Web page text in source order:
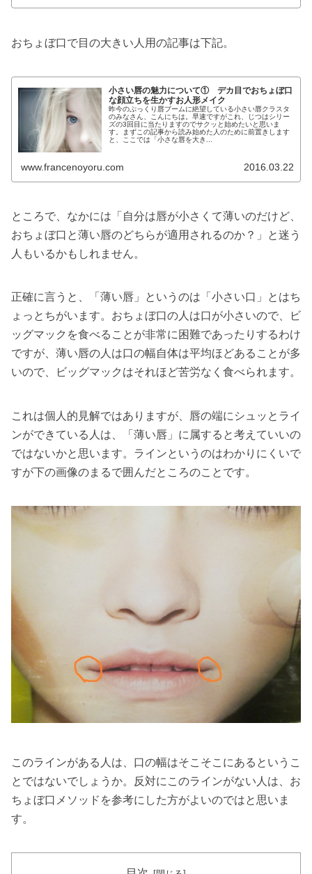
おちょぼ口で目の大きい人用の記事は下記。
小さい唇の魅力について① デカ目でおちょぼ口
な顔立ちを生かすお人形メイク
昨今のぷっくり唇ブームに絶望している小さい唇クラスタ
のみなさん、こんにちは。早速ですがこれ、じつはシリー
ズの3回目に当たりますのでサクッと始めたいと思いま
す。まずこの記事から読み始めた人のために前置きします
と、ここでは「小さな唇を大き...
www.francenoyoru.com 2016.03.22
ところで、なかには「自分は唇が小さくて薄いのだけど、
おちょぼ口と薄い唇のどちらが適用されるのか？」と迷う
人もいるかもしれません。
正確に言うと、「薄い唇」というのは「小さい口」とはち
ょっとちがいます。おちょぼ口の人は口が小さいので、ビ
ッグマックを食べることが非常に困難であったりするわけ
ですが、薄い唇の人は口の幅自体は平均ほどあることが多
いので、ビッグマックはそれほど苦労なく食べられます。
これは個人的見解ではありますが、唇の端にシュッとライ
ンができている人は、「薄い唇」に属すると考えていいの
ではないかと思います。ラインというのはわかりにくいで
すが下の画像のまるで囲んだところのことです。
このラインがある人は、口の幅はそこそこにあるというこ
とではないでしょうか。反対にこのラインがない人は、お
ちょぼ口メソッドを参考にした方がよいのではと思いま
す。